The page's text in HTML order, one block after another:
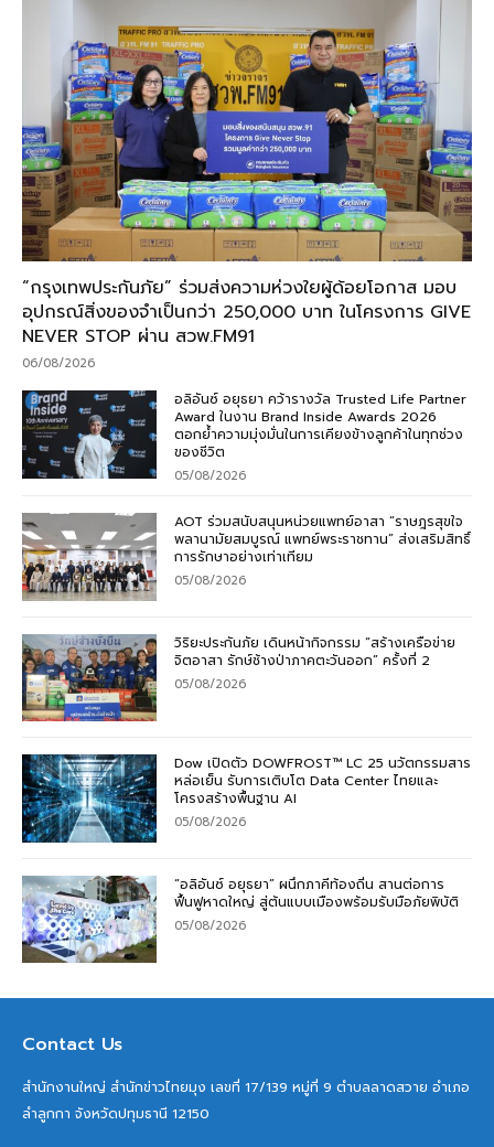
“กรุงเทพประกันภัย” ร่วมส่งความห่วงใยผู้ด้อยโอกาส มอบ
อุปกรณ์สิ่งของจำเป็นกว่า 250,000 บาท ในโครงการ GIVE
NEVER STOP ผ่าน สวพ.FM91
06/08/2026
อลิอันซ์ อยุธยา คว้ารางวัล Trusted Life Partner
Award ในงาน Brand Inside Awards 2026
ตอกย้ำความมุ่งมั่นในการเคียงข้างลูกค้าในทุกช่วง
ของชีวิต
05/08/2026
AOT ร่วมสนับสนุนหน่วยแพทย์อาสา “ราษฎรสุขใจ
พลานามัยสมบูรณ์ แพทย์พระราชทาน” ส่งเสริมสิทธิ์
การรักษาอย่างเท่าเทียม
05/08/2026
วิริยะประกันภัย เดินหน้ากิจกรรม “สร้างเครือข่าย
จิตอาสา รักษ์ช้างป่าภาคตะวันออก” ครั้งที่ 2
05/08/2026
Dow เปิดตัว DOWFROST™ LC 25 นวัตกรรมสาร
หล่อเย็น รับการเติบโต Data Center ไทยและ
โครงสร้างพื้นฐาน AI
05/08/2026
“อลิอันซ์ อยุธยา” ผนึกภาคีท้องถิ่น สานต่อการ
ฟื้นฟูหาดใหญ่ สู่ต้นแบบเมืองพร้อมรับมือภัยพิบัติ
05/08/2026
Contact Us
สำนักงานใหญ่ สำนักข่าวไทยมุง เลขที่ 17/139 หมู่ที่ 9 ตำบลลาดสวาย อำเภอ
ลำลูกกา จังหวัดปทุมธานี 12150